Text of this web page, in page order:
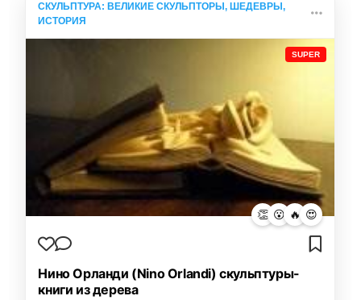
СКУЛЬПТУРА: ВЕЛИКИЕ СКУЛЬПТОРЫ, ШЕДЕВРЫ,
ИСТОРИЯ
SUPER
👏 😮 🔥 😍
Нино Орланди (Nino Orlandi) скульптуры-
книги из дерева